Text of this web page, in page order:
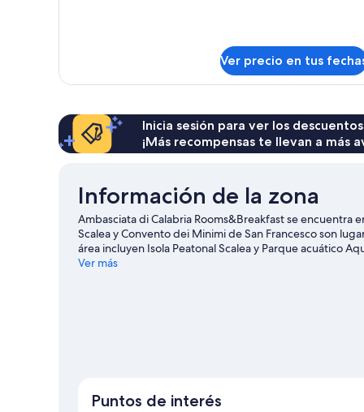
Ver precio en tus
Inicia sesión para ver los
¡Más recompensas te llevan a más
Información de la zona
Ambasciata di Calabria Rooms&Breakfast se encuentra
Scalea y Convento dei Minimi de San Francesco son
área incluyen Isola Peatonal Scalea y Parque acuático
ciudad? Échale un vistazo a lo que sucede en LAORAFT
Ver más
Puntos de interés